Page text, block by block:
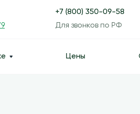
+7 (800) 350-09-58
Для звонков по РФ
Цены